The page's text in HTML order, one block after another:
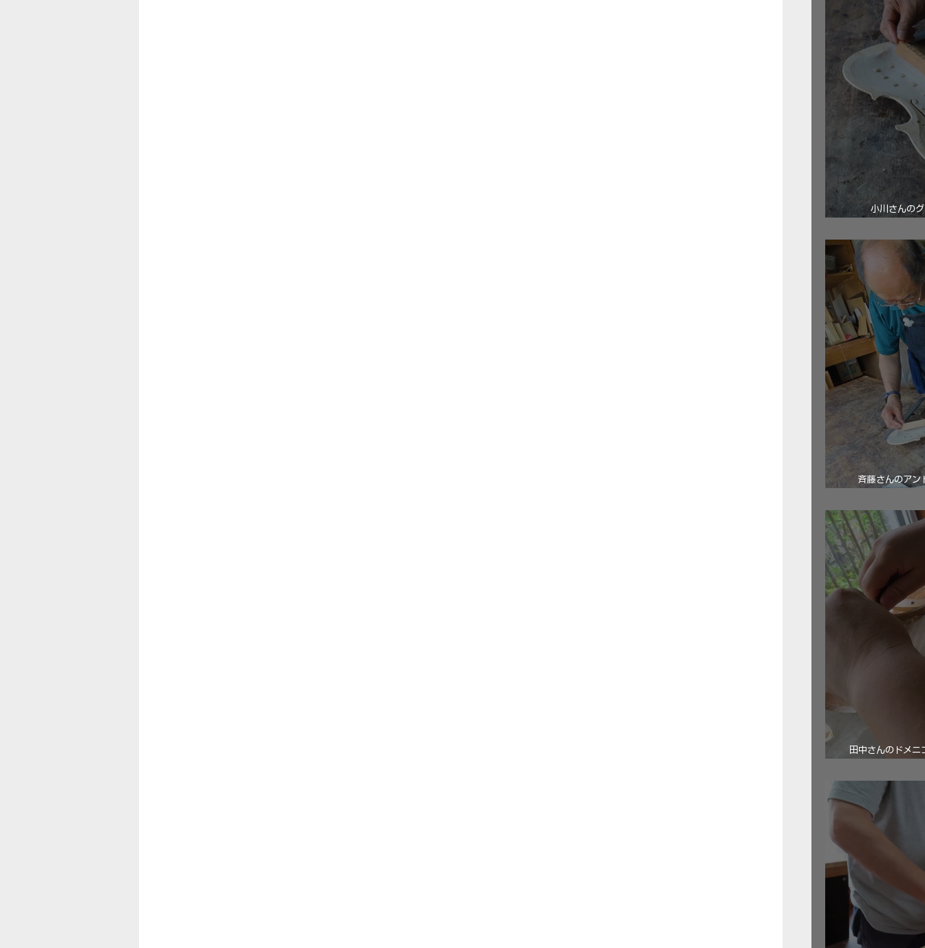
小川さんの
斉藤さんのア
田中さんのドメ